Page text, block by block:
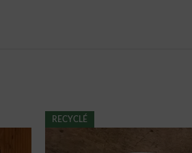
RECYCLÉ